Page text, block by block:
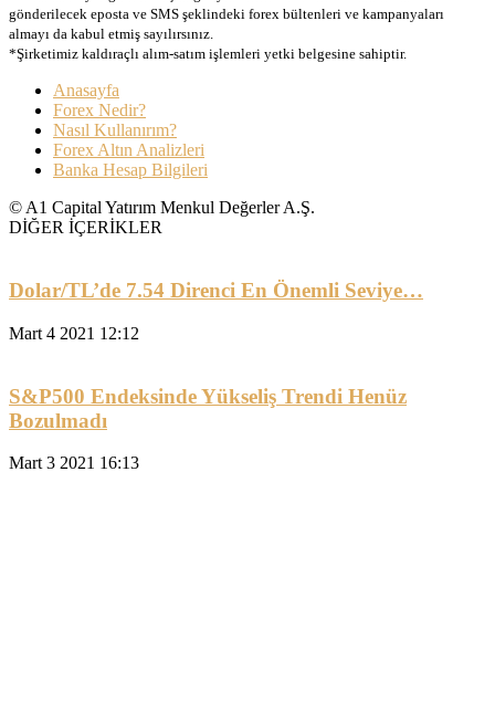
gönderilecek eposta ve SMS şeklindeki forex bültenleri ve kampanyaları
almayı da kabul etmiş sayılırsınız.
*Şirketimiz kaldıraçlı alım-satım işlemleri yetki belgesine sahiptir.
Anasayfa
Forex Nedir?
Nasıl Kullanırım?
Forex Altın Analizleri
Banka Hesap Bilgileri
© A1 Capital Yatırım Menkul Değerler A.Ş.
DİĞER İÇERİKLER
Dolar/TL’de 7.54 Direnci En Önemli Seviye…
Mart 4 2021 12:12
S&P500 Endeksinde Yükseliş Trendi Henüz
Bozulmadı
Mart 3 2021 16:13